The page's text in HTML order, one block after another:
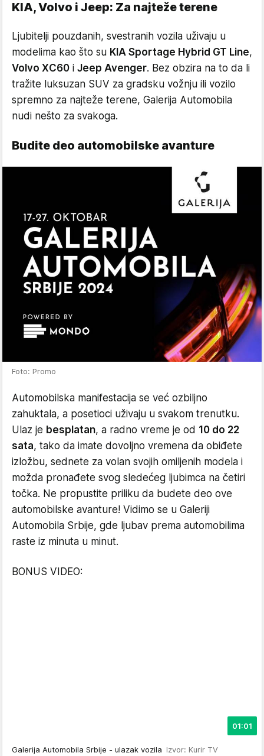
KIA, Volvo i Jeep: Za najteže terene
Ljubitelji pouzdanih, svestranih vozila uživaju u
modelima kao što su KIA Sportage Hybrid GT Line,
Volvo XC60 i Jeep Avenger. Bez obzira na to da li
tražite luksuzan SUV za gradsku vožnju ili vozilo
spremno za najteže terene, Galerija Automobila
nudi nešto za svakoga.
Budite deo automobilske avanture
Foto: Promo
Automobilska manifestacija se već ozbiljno
zahuktala, a posetioci uživaju u svakom trenutku.
Ulaz je besplatan, a radno vreme je od 10 do 22
sata, tako da imate dovoljno vremena da obiđete
izložbu, sednete za volan svojih omiljenih modela i
možda pronađete svog sledećeg ljubimca na četiri
točka. Ne propustite priliku da budete deo ove
automobilske avanture! Vidimo se u Galeriji
Automobila Srbije, gde ljubav prema automobilima
raste iz minuta u minut.
BONUS VIDEO:
01:01
Galerija Automobila Srbije - ulazak vozila Izvor: Kurir TV